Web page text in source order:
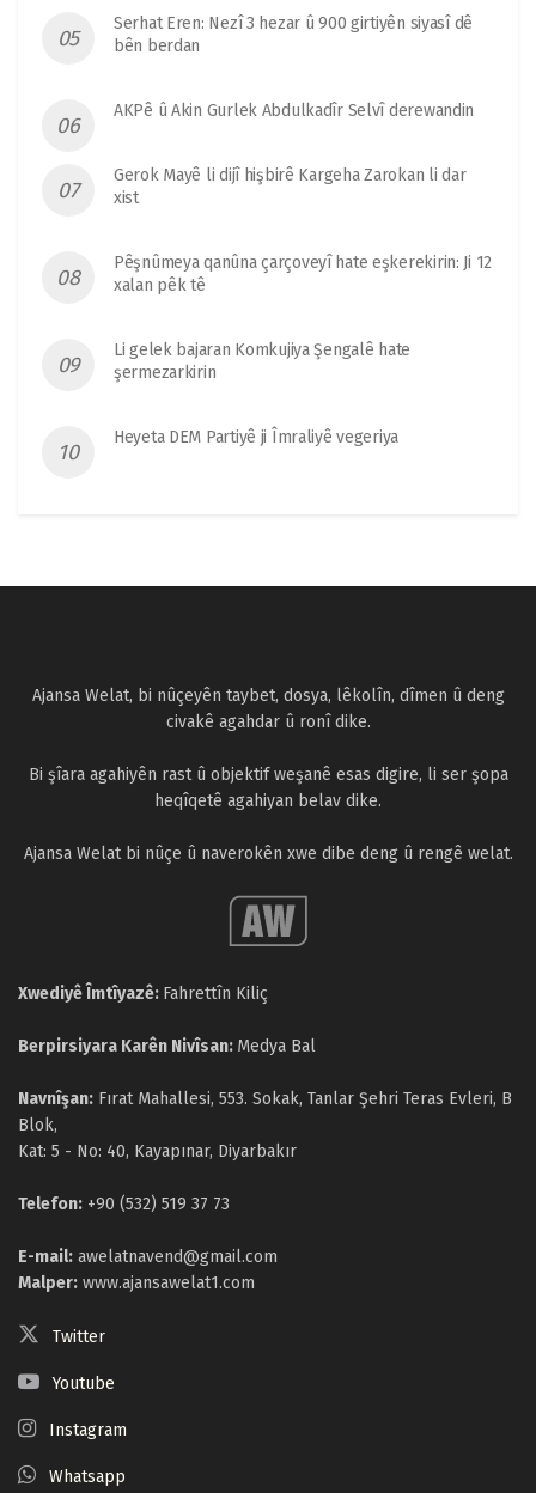
Serhat Eren: Nezî 3 hezar û 900 girtiyên siyasî dê
bên berdan
AKPê û Akin Gurlek Abdulkadîr Selvî derewandin
Gerok Mayê li dijî hişbirê Kargeha Zarokan li dar
xist
Pêşnûmeya qanûna çarçoveyî hate eşkerekirin: Ji 12
xalan pêk tê
Li gelek bajaran Komkujiya Şengalê hate
şermezarkirin
Heyeta DEM Partiyê ji Îmraliyê vegeriya
Ajansa Welat, bi nûçeyên taybet, dosya, lêkolîn, dîmen û deng
civakê agahdar û ronî dike.
Bi şîara agahiyên rast û objektif weşanê esas digire, li ser şopa
heqîqetê agahiyan belav dike.
Ajansa Welat bi nûçe û naverokên xwe dibe deng û rengê welat.
Xwediyê Îmtîyazê: Fahrettîn Kiliç
Berpirsiyara Karên Nivîsan: Medya Bal
Navnîşan: Fırat Mahallesi, 553. Sokak, Tanlar Şehri Teras Evleri, B
Blok,
Kat: 5 - No: 40, Kayapınar, Diyarbakır
Telefon: +90 (532) 519 37 73
E-mail: awelatnavend@gmail.com
Malper: www.ajansawelat1.com
Twitter
Youtube
Instagram
Whatsapp